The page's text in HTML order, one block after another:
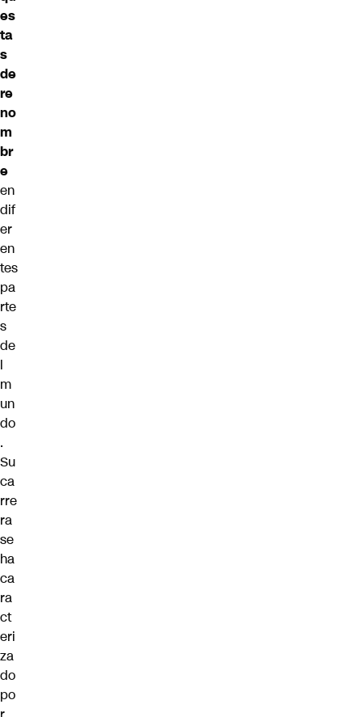
es
ta
s
de
re
no
m
br
e
en
dif
er
en
tes
pa
rte
s
de
l
m
un
do
.
Su
ca
rre
ra
se
ha
ca
ra
ct
eri
za
do
po